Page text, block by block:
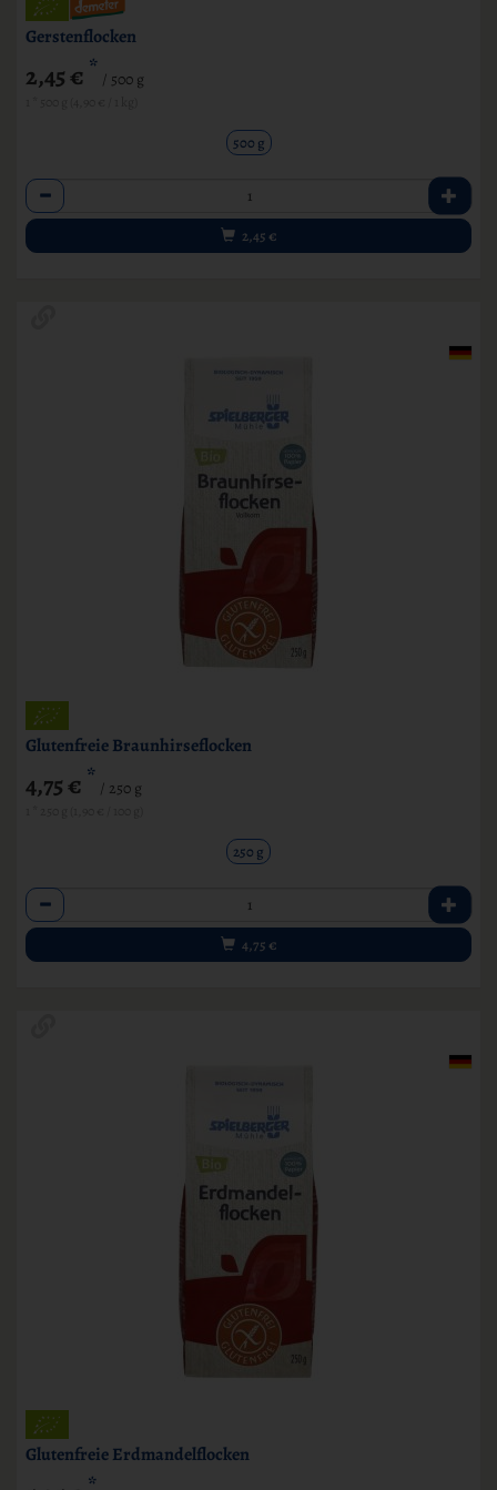
Gerstenflocken
2,45 € * / 500 g
500 g
Anzahl
2,45 €
Glutenfreie Braunhirseflocken
4,75 € * / 250 g
250 g
Anzahl
4,75 €
Glutenfreie Erdmandelflocken